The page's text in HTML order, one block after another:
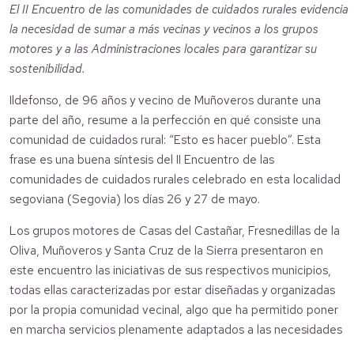
El II Encuentro de las comunidades de cuidados rurales evidencia
la necesidad de sumar a más vecinas y vecinos a los grupos
motores y a las Administraciones locales para garantizar su
sostenibilidad.
Ildefonso, de 96 años y vecino de Muñoveros durante una
parte del año, resume a la perfección en qué consiste una
comunidad de cuidados rural: “Esto es hacer pueblo”. Esta
frase es una buena síntesis del II Encuentro de las
comunidades de cuidados rurales celebrado en esta localidad
segoviana (Segovia) los días 26 y 27 de mayo.
Los grupos motores de Casas del Castañar, Fresnedillas de la
Oliva, Muñoveros y Santa Cruz de la Sierra presentaron en
este encuentro las iniciativas de sus respectivos municipios,
todas ellas caracterizadas por estar diseñadas y organizadas
por la propia comunidad vecinal, algo que ha permitido poner
en marcha servicios plenamente adaptados a las necesidades